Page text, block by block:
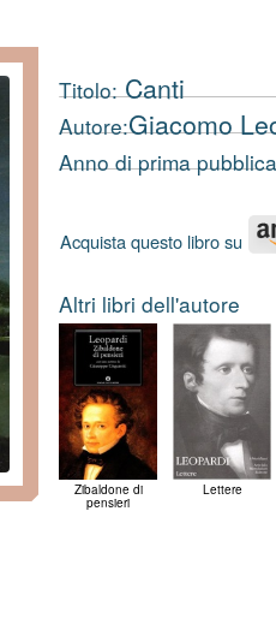
Titolo:Canti
Autore:Giacomo
Anno di prima
Acquista questo libro su
Altri libri dell'autore
Zibaldone di
pensieri
Lettere